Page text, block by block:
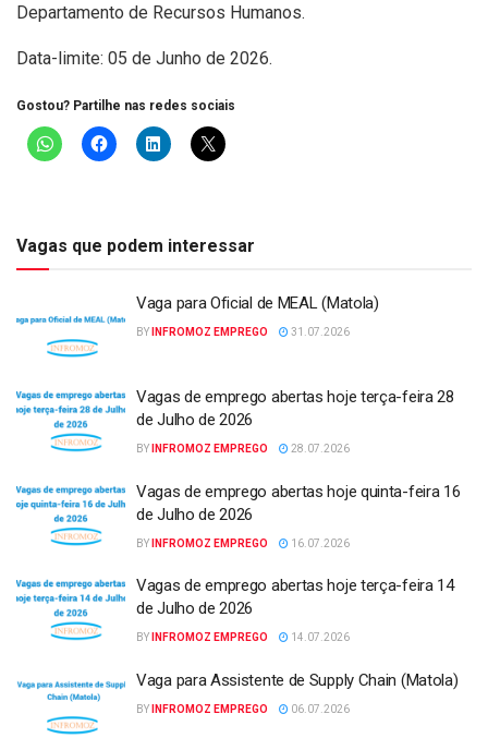
Departamento de Recursos Humanos.
Data-limite: 05 de Junho de 2026.
Gostou? Partilhe nas redes sociais
Vagas que podem interessar
Vaga para Oficial de MEAL (Matola)
BY INFROMOZ EMPREGO 31.07.2026
Vagas de emprego abertas hoje terça-feira 28
de Julho de 2026
BY INFROMOZ EMPREGO 28.07.2026
Vagas de emprego abertas hoje quinta-feira 16
de Julho de 2026
BY INFROMOZ EMPREGO 16.07.2026
Vagas de emprego abertas hoje terça-feira 14
de Julho de 2026
BY INFROMOZ EMPREGO 14.07.2026
Vaga para Assistente de Supply Chain (Matola)
BY INFROMOZ EMPREGO 06.07.2026